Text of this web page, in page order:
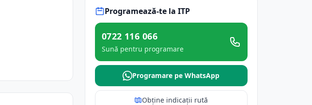
Programează-te la ITP
0722 116 066
Sună pentru programare
Programare pe WhatsApp
Obține indicații rută